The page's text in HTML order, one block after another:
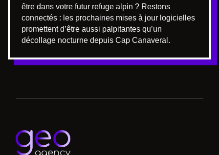
être dans votre futur refuge alpin ? Restons
connectés : les prochaines mises à jour logicielles
promettent d’être aussi palpitantes qu’un
décollage nocturne depuis Cap Canaveral.